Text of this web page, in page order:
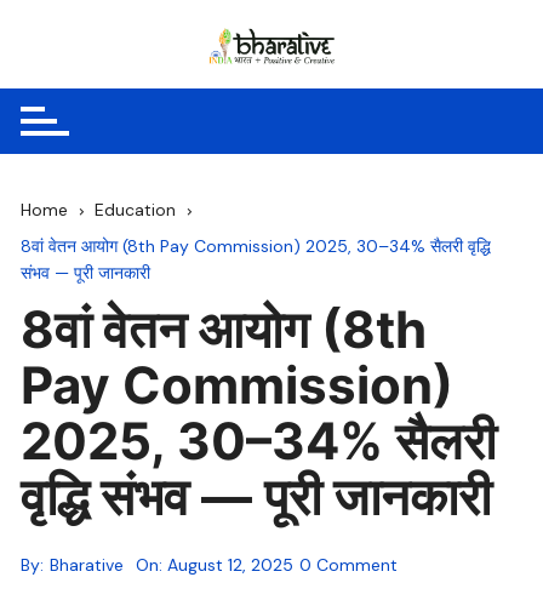
to
content
Home
Education
8वां वेतन आयोग (8th Pay Commission) 2025, 30–34% सैलरी वृद्धि
संभव — पूरी जानकारी
8वां वेतन आयोग (8th
Pay Commission)
2025, 30–34% सैलरी
वृद्धि संभव — पूरी जानकारी
By: Bharative On: August 12, 2025 0 Comment